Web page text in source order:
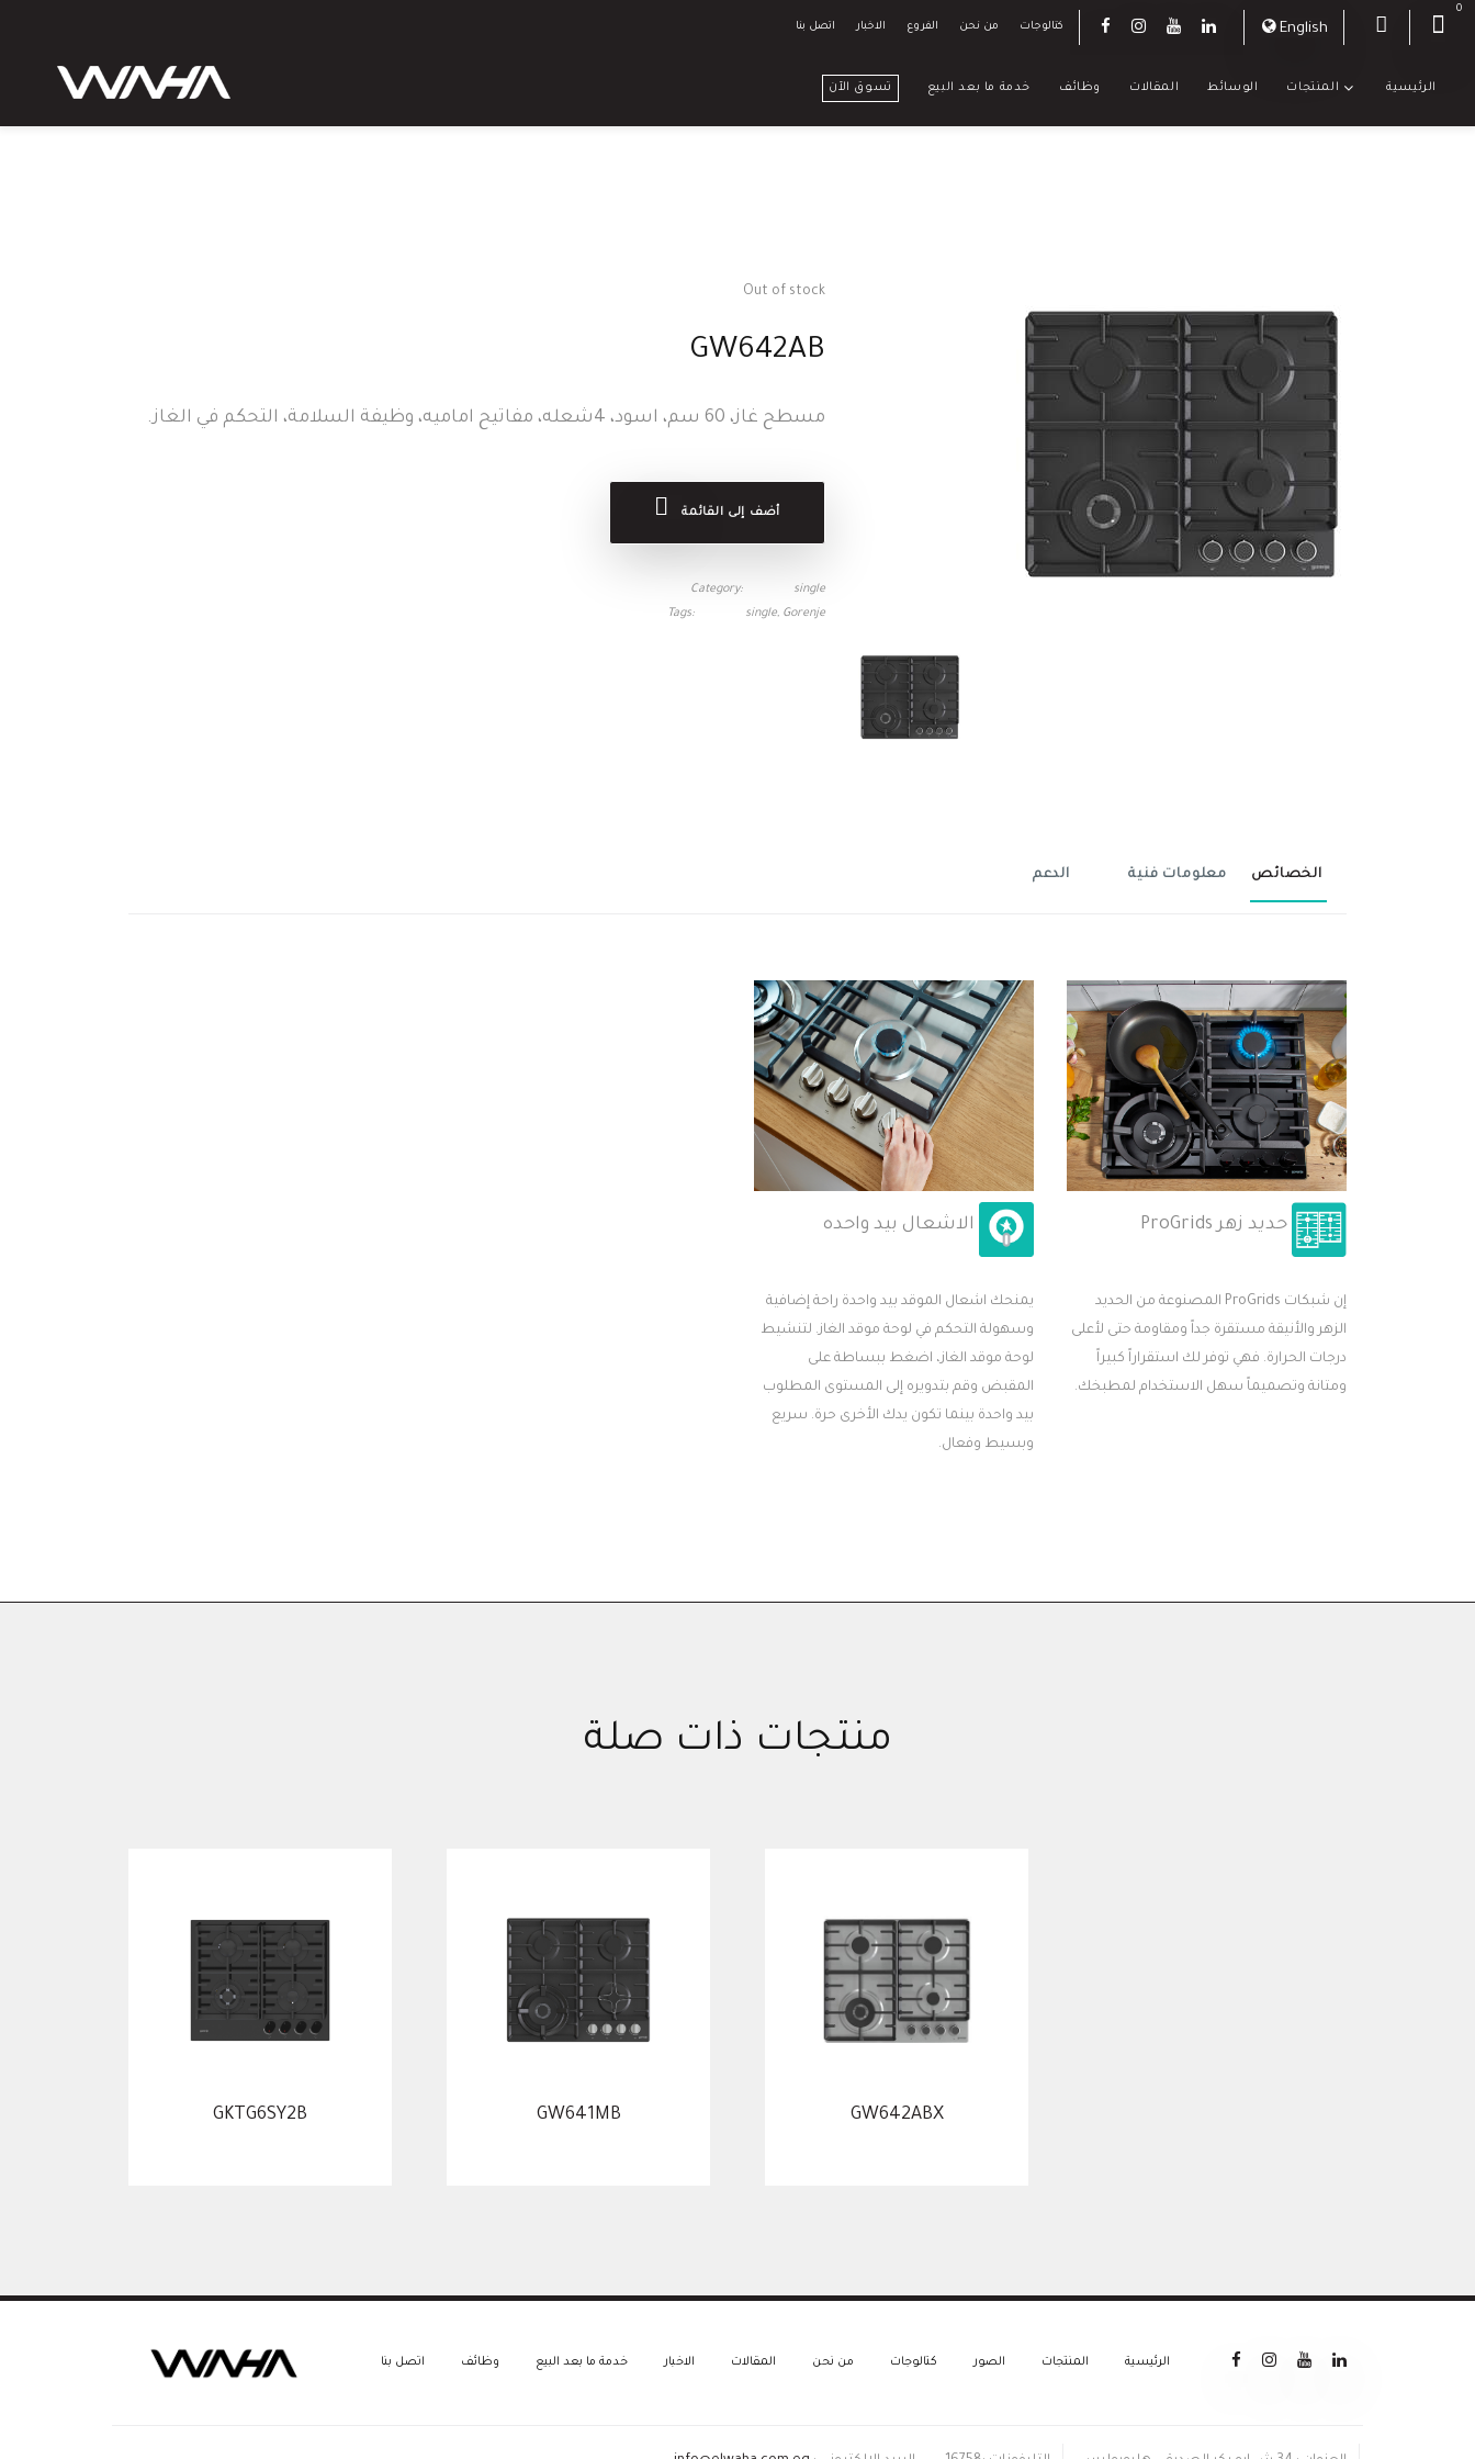
اتصل بنا الاخبار الفروع من نحن كتالوجات English
0
تسوق الآن خدمة ما بعد البيع وظائف المقالات الوسائط المنتجات الرئيسية
Out of stock
GW642AB
.مسطح غاز، 60 سم، اسود، 4شعله، مفاتيح اماميه، وظيفة السلامة، التحكم في الغاز
أضف إلى القائمة
Category
single
Tags
single Gorenje
الخصائص معلومات فنية الدعم
حديد زهر ProGrids
إن شبكات ProGrids المصنوعة من الحديد
الزهر والأنيقة مستقرة جداً ومقاومة حتى لأعلى
درجات الحرارة. فهي توفر لك استقراراً كبيراً
ومتانة وتصميماً سهل الاستخدام لمطبخك.
الاشعال بيد واحده
يمنحك اشعال الموقد بيد واحدة راحة إضافية
وسهولة التحكم في لوحة موقد الغاز. لتنشيط
لوحة موقد الغاز، اضغط ببساطة على
المقبض وقم بتدويره إلى المستوى المطلوب
بيد واحدة بينما تكون يدك الأخرى حرة. سريع
وبسيط وفعال.
منتجات ذات صلة
GKTG6SY2B GW641MB GW642ABX
اتصل بنا وظائف خدمة ما بعد البيع الاخبار المقالات من نحن كتالوجات الصور المنتجات الرئيسية